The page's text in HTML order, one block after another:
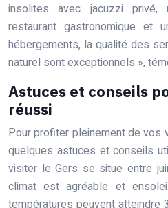
insolites avec jacuzzi privé,
restaurant gastronomique
hébergements, la qualité des
naturel sont exceptionnels »,
Astuces et conseils
réussi
Pour profiter pleinement de vos
quelques astuces et conseils
visiter le Gers se situe entre
climat est agréable et
températures peuvent atteindre